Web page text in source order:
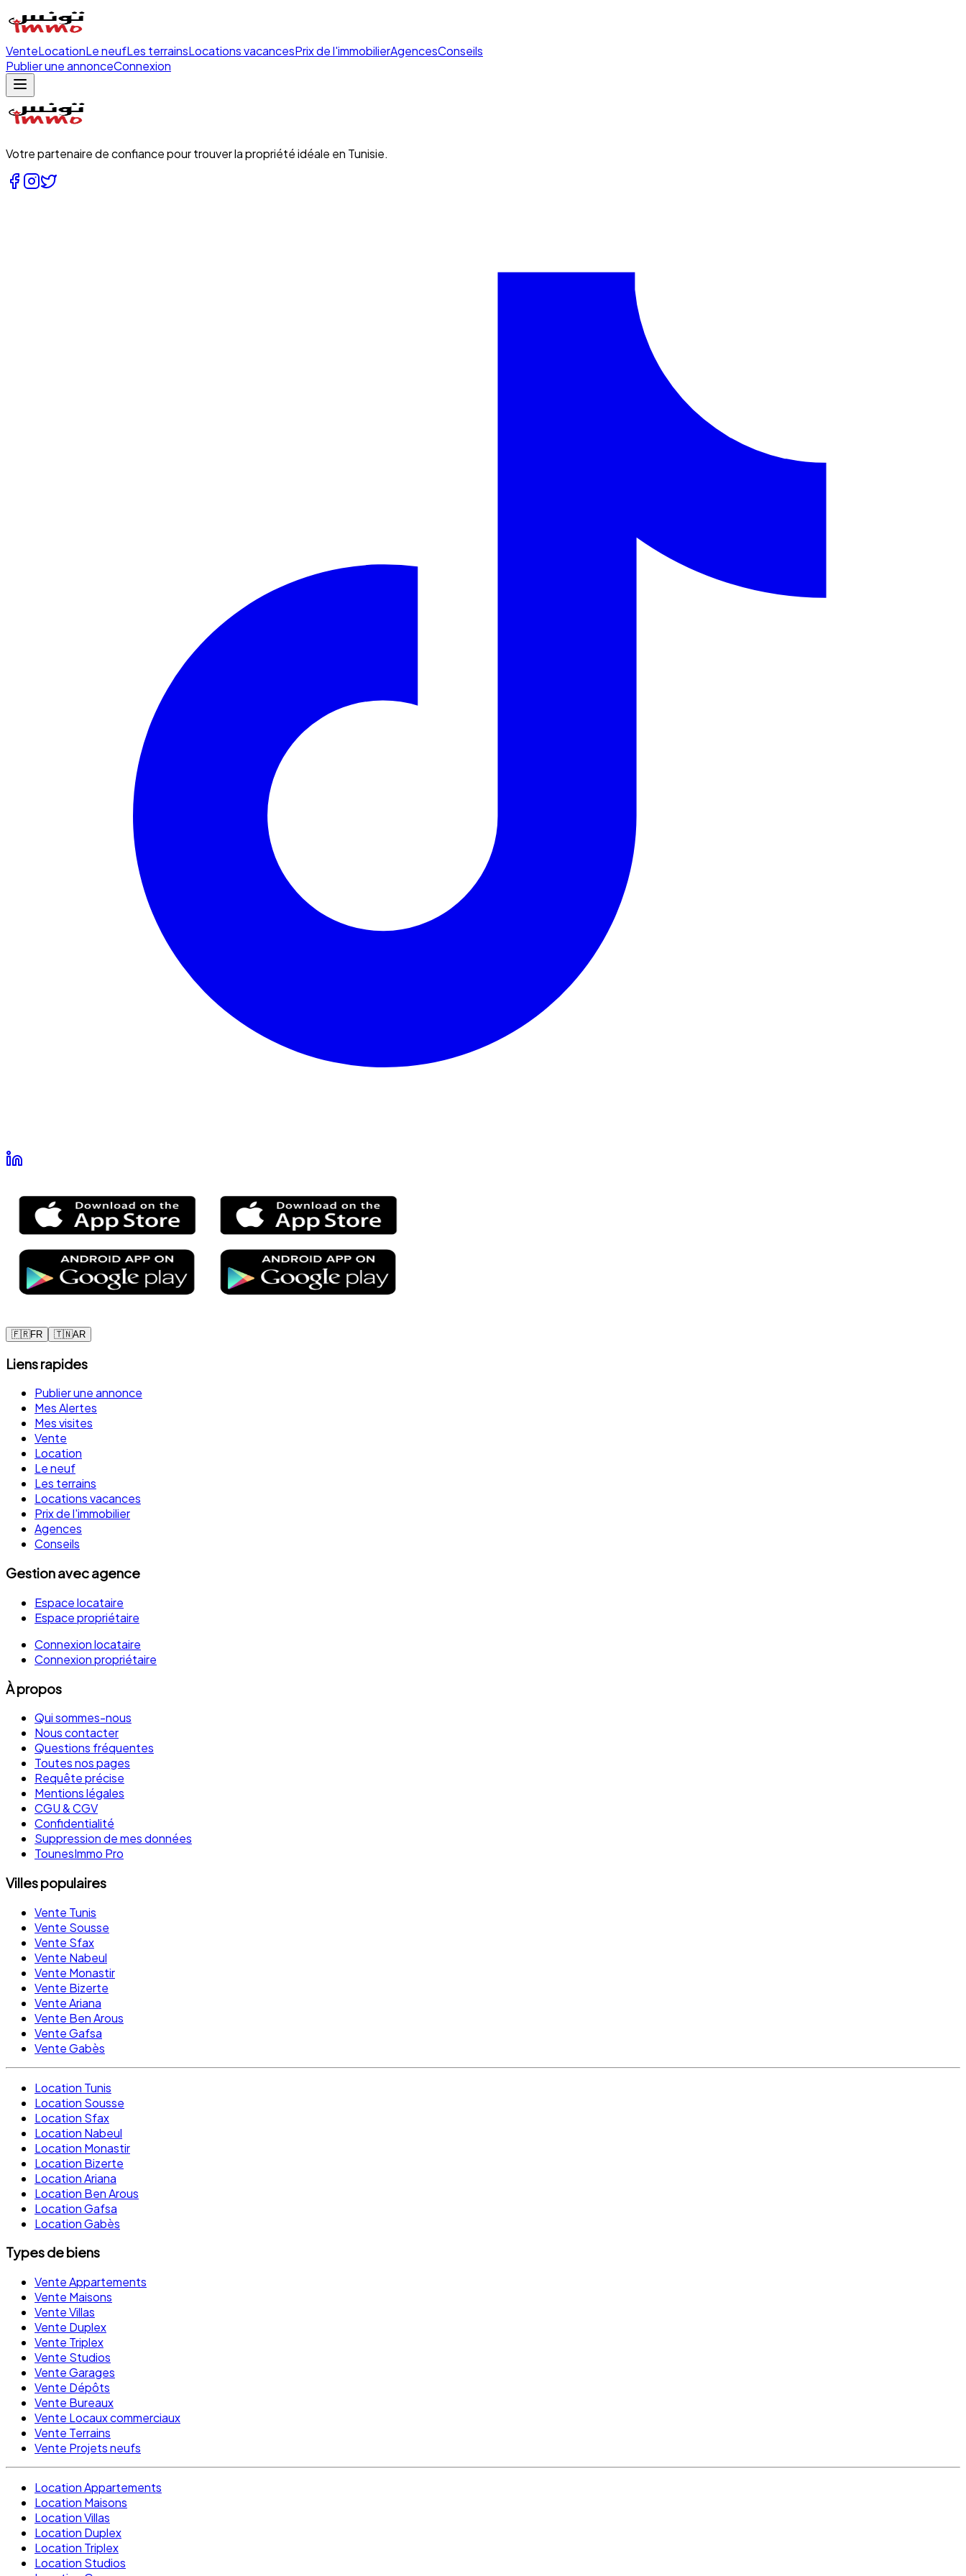
VenteLocationLe neufLes terrainsLocations vacancesPrix de l'immobilierAgencesConseils
Publier une annonceConnexion
Votre partenaire de confiance pour trouver la propriété idéale en Tunisie.
🇫🇷FR 🇹🇳AR
Liens rapides
Publier une annonce
Mes Alertes
Mes visites
Vente
Location
Le neuf
Les terrains
Locations vacances
Prix de l'immobilier
Agences
Conseils
Gestion avec agence
Espace locataire
Espace propriétaire
Connexion locataire
Connexion propriétaire
À propos
Qui sommes-nous
Nous contacter
Questions fréquentes
Toutes nos pages
Requête précise
Mentions légales
CGU & CGV
Confidentialité
Suppression de mes données
TounesImmo Pro
Villes populaires
Vente Tunis
Vente Sousse
Vente Sfax
Vente Nabeul
Vente Monastir
Vente Bizerte
Vente Ariana
Vente Ben Arous
Vente Gafsa
Vente Gabès
Location Tunis
Location Sousse
Location Sfax
Location Nabeul
Location Monastir
Location Bizerte
Location Ariana
Location Ben Arous
Location Gafsa
Location Gabès
Types de biens
Vente Appartements
Vente Maisons
Vente Villas
Vente Duplex
Vente Triplex
Vente Studios
Vente Garages
Vente Dépôts
Vente Bureaux
Vente Locaux commerciaux
Vente Terrains
Vente Projets neufs
Location Appartements
Location Maisons
Location Villas
Location Duplex
Location Triplex
Location Studios